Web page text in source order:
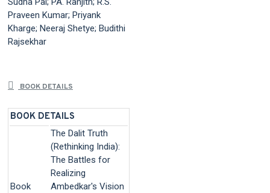
Praveen Kumar; Priyank
Kharge; Neeraj Shetye; Budithi
Rajsekhar
BOOK DETAILS
BOOK DETAILS
Book
The Dalit Truth
(Rethinking India):
The Battles for
Realizing
Ambedkar's Vision